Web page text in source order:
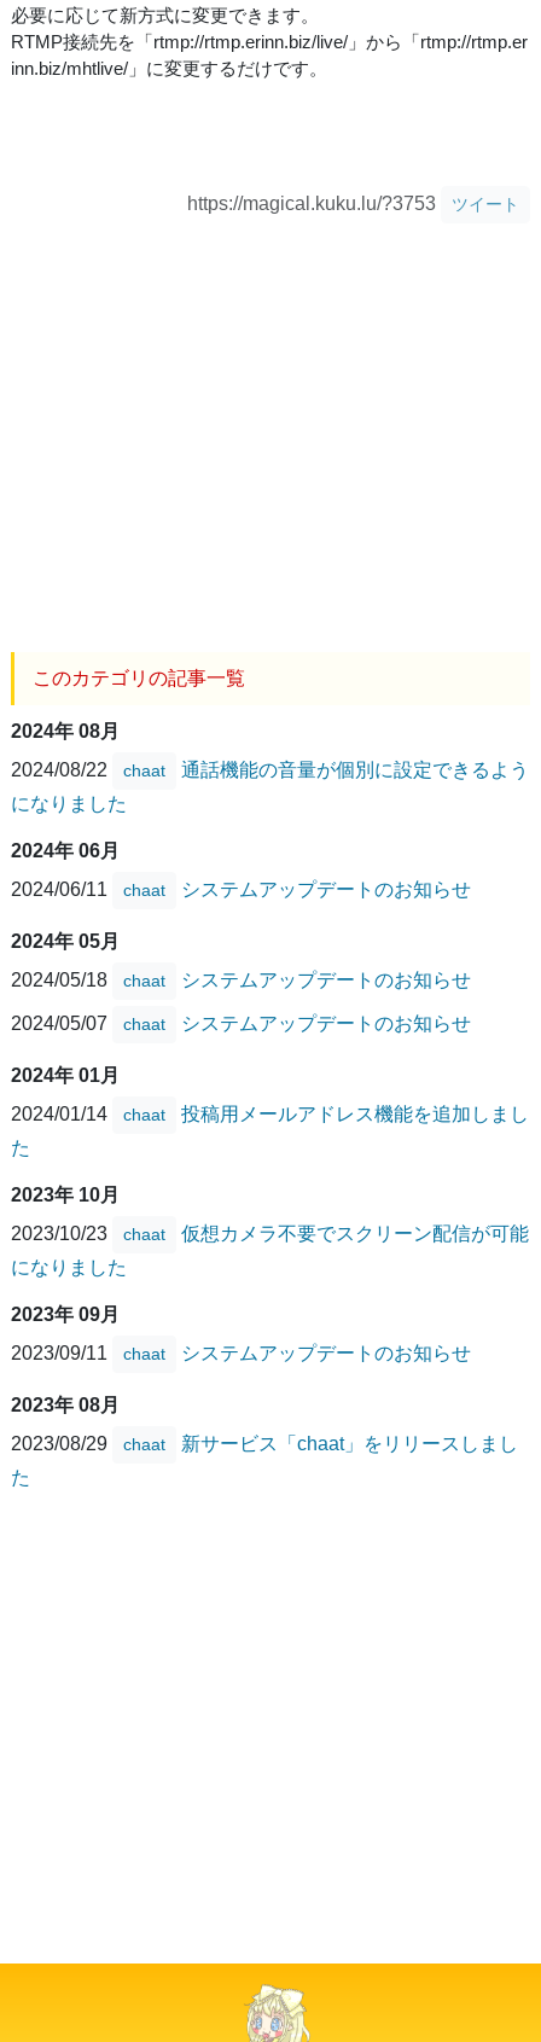
必要に応じて新方式に変更できます。
RTMP接続先を「rtmp://rtmp.erinn.biz/live/」から「rtmp://rtmp.er
inn.biz/mhtlive/」に変更するだけです。
https://magical.kuku.lu/?3753 ツイート
このカテゴリの記事一覧
2024年 08月
2024/08/22
chaat
通話機能の音量が個別に設定できるよう
になりました
2024年 06月
2024/06/11
chaat システムアップデートのお知らせ
2024年 05月
2024/05/18
chaat システムアップデートのお知らせ
2024/05/07 chaat システムアップデートのお知らせ
2024年 01月
2024/01/14
chaat
投稿用メールアドレス機能を追加しまし
た
2023年 10月
2023/10/23
chaat
仮想カメラ不要でスクリーン配信が可能
になりました
2023年 09月
2023/09/11
chaat システムアップデートのお知らせ
2023年 08月
2023/08/29
chaat
新サービス「chaat」をリリースしまし
た